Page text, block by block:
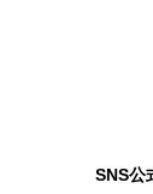
SNS公